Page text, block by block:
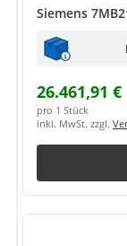
Siemens
26.461,91 €
pro 1 Stück
inkl. MwSt. zzgl.